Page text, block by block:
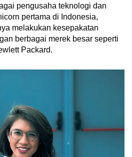
pengusaha teknologi dan
pertama di Indonesia,
melakukan kesepakatan
berbagai merek besar seperti
Packard.